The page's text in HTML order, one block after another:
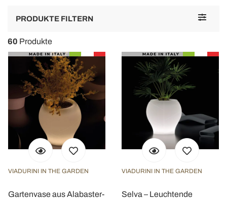
Toggle
PRODUKTE FILTERN
60 Produkte
VIADURINI IN THE GARDEN
Gartenvase aus Alabaster-
VIADURINI IN THE GARDEN
Selva – Leuchtende